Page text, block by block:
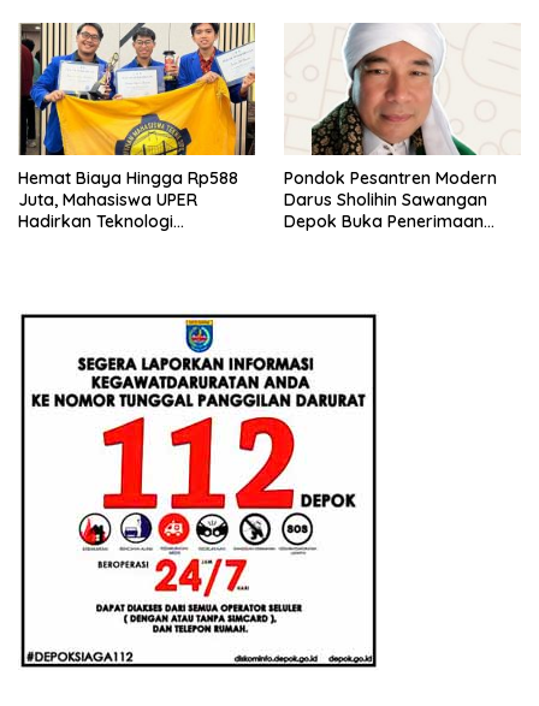
Hemat Biaya Hingga Rp588
Juta, Mahasiswa UPER
Hadirkan Teknologi
Pondok Pesantren Modern
Darus Sholihin Sawangan
Depok Buka Penerimaan